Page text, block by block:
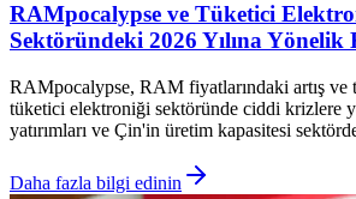
RAMpocalypse ve Tüketici
Sektöründeki 2026 Yılına
RAMpocalypse, RAM fiyatlarındaki artış ve
tüketici elektroniği sektöründe ciddi krizlere
yatırımları ve Çin'in üretim kapasitesi
Daha fazla bilgi edinin